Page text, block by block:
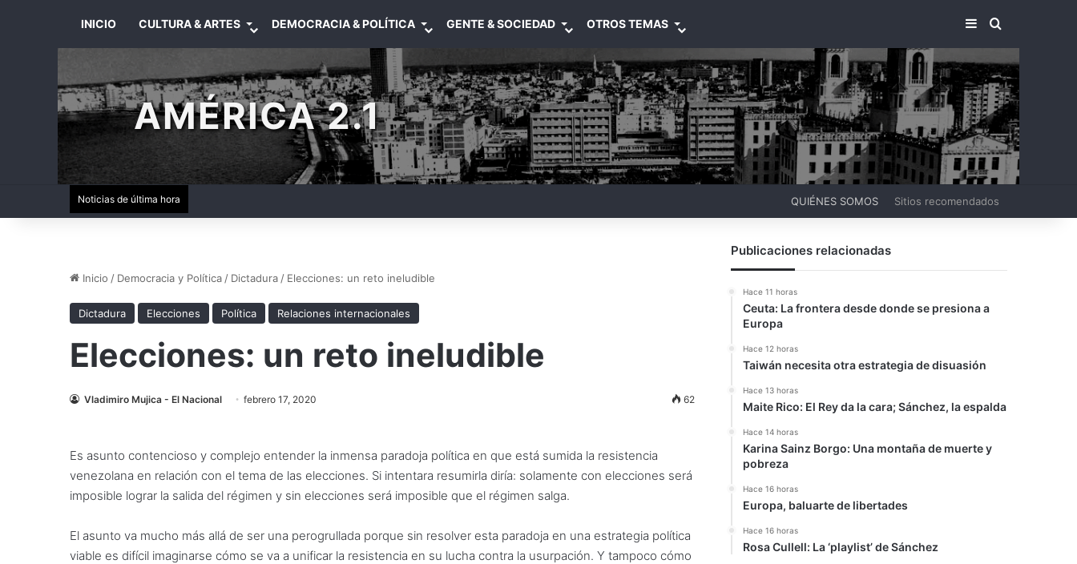
INICIO CULTURA & ARTES DEMOCRACIA & POLÍTICA GENTE & SOCIEDAD OTROS TEMAS BARRA LATERAL
BUSCAR
AMÉRICA 2.1
Noticias de última hora QUIÉNES SOMOS Sitios recomendados
Inicio / Democracia y Política / Dictadura / Elecciones: un reto ineludible
Dictadura Elecciones Política Relaciones internacionales
Elecciones: un reto ineludible
Vladimiro Mujica - El Nacional febrero 17, 2020 62
Es asunto contencioso y complejo entender la inmensa paradoja política en que está sumida la resistencia
venezolana en relación con el tema de las elecciones. Si intentara resumirla diría: solamente con elecciones será
imposible lograr la salida del régimen y sin elecciones será imposible que el régimen salga.
El asunto va mucho más allá de ser una perogrullada porque sin resolver esta paradoja en una estrategia política
viable es difícil imaginarse cómo se va a unificar la resistencia en su lucha contra la usurpación. Y tampoco cómo
Publicaciones relacionadas
Hace 11 horas
Ceuta: La frontera desde donde se presiona a
Europa
Hace 12 horas
Taiwán necesita otra estrategia de disuasión
Hace 13 horas
Maite Rico: El Rey da la cara; Sánchez, la espalda
Hace 14 horas
Karina Sainz Borgo: Una montaña de muerte y
pobreza
Hace 16 horas
Europa, baluarte de libertades
Hace 16 horas
Rosa Cullell: La ‘playlist’ de Sánchez